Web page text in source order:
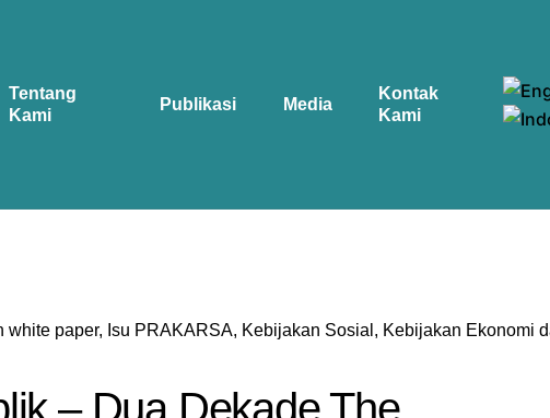
Tentang
Kami
Publikasi Media
Kontak
Kami
white paper Isu PRAKARSA Kebijakan Sosial Kebijakan Ekonomi
– Dua Dekade The